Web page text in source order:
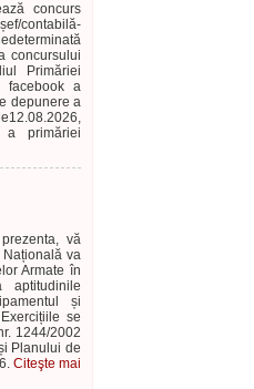
concurs
contabilă-
concursului
Primăriei
facebook a
depunere a
primăriei
vă
va
Armate în
și
se
1244/2002
Planului de
Citeşte mai